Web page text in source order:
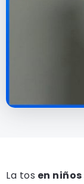
La tos en niños